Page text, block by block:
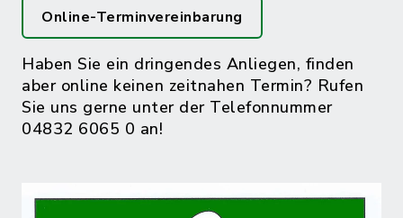
Online-Terminvereinbarung
Haben Sie ein dringendes Anliegen, finden
aber online keinen zeitnahen Termin? Rufen
Sie uns gerne unter der Telefonnummer
04832 6065 0 an!